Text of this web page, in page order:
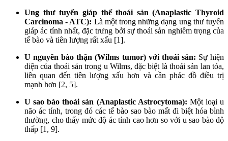
Ung thư tuyến giáp thể thoái sản (Anaplastic Thyroid
Carcinoma - ATC): Là một trong những dạng ung thư tuyến
giáp ác tính nhất, đặc trưng bởi sự thoái sản nghiêm trọng của
tế bào và tiên lượng rất xấu [1].
U nguyên bào thận (Wilms tumor) với thoái sản: Sự hiện
diện của thoái sản trong u Wilms, đặc biệt là thoái sản lan tỏa,
liên quan đến tiên lượng xấu hơn và cần phác đồ điều trị
mạnh hơn [2, 5].
U sao bào thoái sản (Anaplastic Astrocytoma): Một loại u
não ác tính, trong đó các tế bào sao bào mất đi biệt hóa bình
thường, cho thấy mức độ ác tính cao hơn so với u sao bào độ
thấp [1, 9].